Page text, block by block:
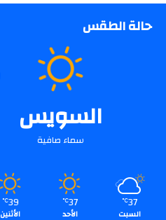
حالة الطقس
السويس
سماء صافية
37
℃
السبت
37
℃
الأحد
39
℃
الأثنين